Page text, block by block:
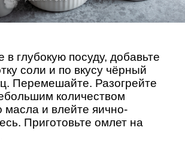
в глубокую посуду, добавьте
соли и по вкусу чёрный
Перемешайте. Разогрейте
количеством
масла и влейте яично-
Приготовьте омлет на